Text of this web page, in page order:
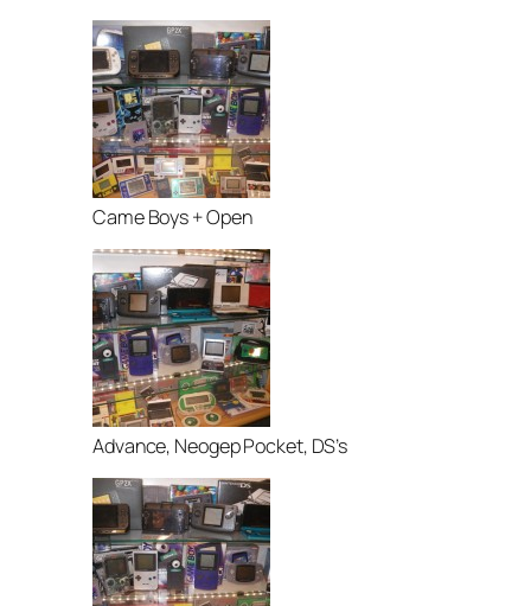
Came Boys + Open
Advance, Neogep Pocket, DS’s